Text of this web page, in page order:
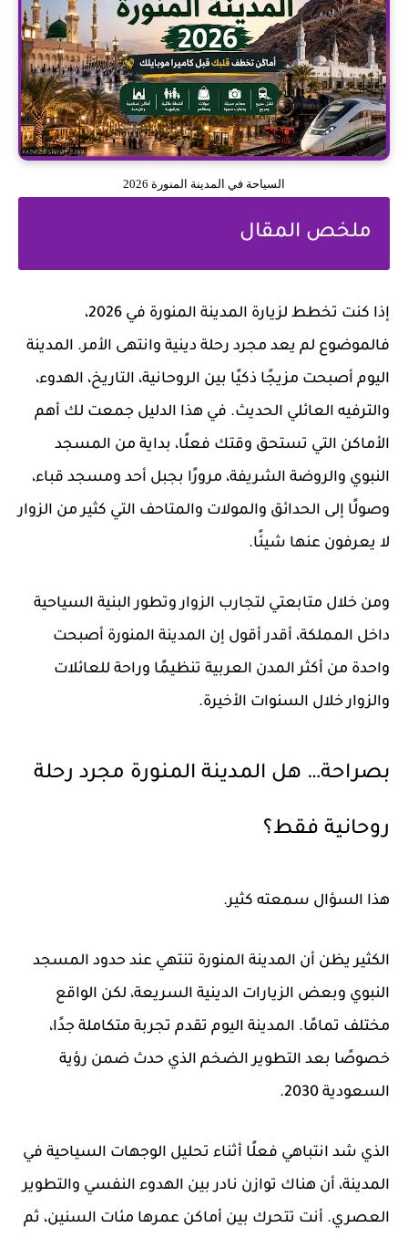
السياحة في المدينة المنورة 2026
ملخص المقال
إذا كنت تخطط لزيارة المدينة المنورة في 2026،
فالموضوع لم يعد مجرد رحلة دينية وانتهى الأمر. المدينة
اليوم أصبحت مزيجًا ذكيًا بين الروحانية، التاريخ، الهدوء،
والترفيه العائلي الحديث. في هذا الدليل جمعت لك أهم
الأماكن التي تستحق وقتك فعلًا، بداية من المسجد
النبوي والروضة الشريفة، مرورًا بجبل أحد ومسجد قباء،
وصولًا إلى الحدائق والمولات والمتاحف التي كثير من الزوار
لا يعرفون عنها شيئًا.
ومن خلال متابعتي لتجارب الزوار وتطور البنية السياحية
داخل المملكة، أقدر أقول إن المدينة المنورة أصبحت
واحدة من أكثر المدن العربية تنظيمًا وراحة للعائلات
والزوار خلال السنوات الأخيرة.
بصراحة… هل المدينة المنورة مجرد رحلة
روحانية فقط؟
هذا السؤال سمعته كثير.
الكثير يظن أن المدينة المنورة تنتهي عند حدود المسجد
النبوي وبعض الزيارات الدينية السريعة، لكن الواقع
مختلف تمامًا. المدينة اليوم تقدم تجربة متكاملة جدًا،
خصوصًا بعد التطوير الضخم الذي حدث ضمن رؤية
السعودية 2030.
الذي شد انتباهي فعلًا أثناء تحليل الوجهات السياحية في
المدينة، أن هناك توازن نادر بين الهدوء النفسي والتطوير
العصري. أنت تتحرك بين أماكن عمرها مئات السنين، ثم